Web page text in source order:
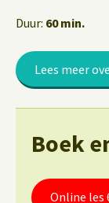
Duur: 60 min.
Lees meer
Boek
Online les